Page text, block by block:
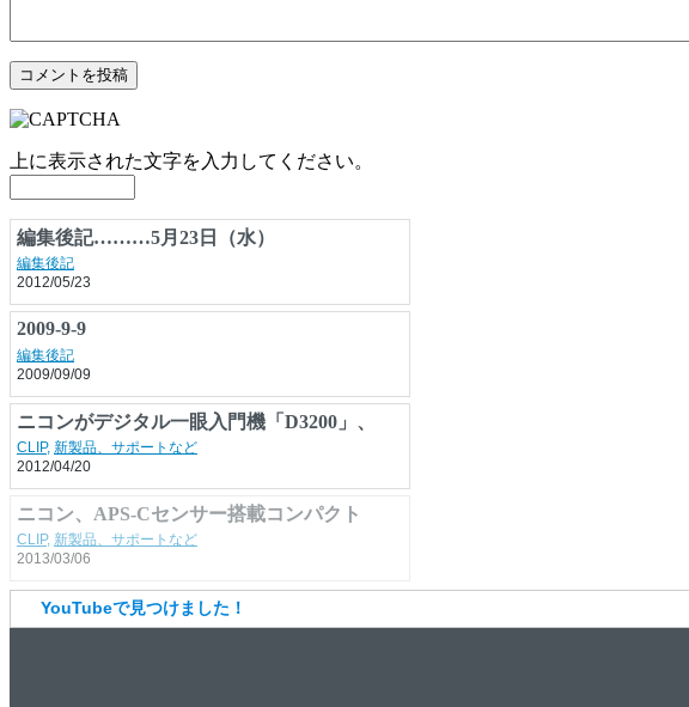
上に表示された文字を入力してください。
編集後記………5月23日（水）
編集後記
2012/05/23
2009-9-9
編集後記
2009/09/09
ニコンがデジタル一眼入門機「D3200」、
2400万画素で精細感抜群
CLIP,新製品、サポートなど
2012/04/20
YouTubeで見つけました！